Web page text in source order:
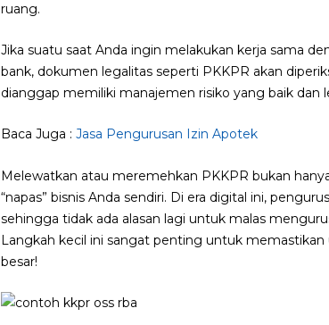
ruang.
Jika suatu saat Anda ingin melakukan kerja sama
bank, dokumen legalitas seperti PKKPR akan
dianggap memiliki manajemen risiko yang baik dan
Baca Juga : Jasa Pengurusan Izin Apotek
Melewatkan atau meremehkan PKKPR bukan
“napas” bisnis Anda sendiri. Di era digital ini,
sehingga tidak ada alasan lagi untuk malas
Langkah kecil ini sangat penting untuk
besar!